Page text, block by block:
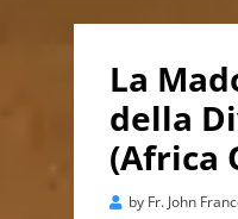
La
della
(Africa
by Fr. John